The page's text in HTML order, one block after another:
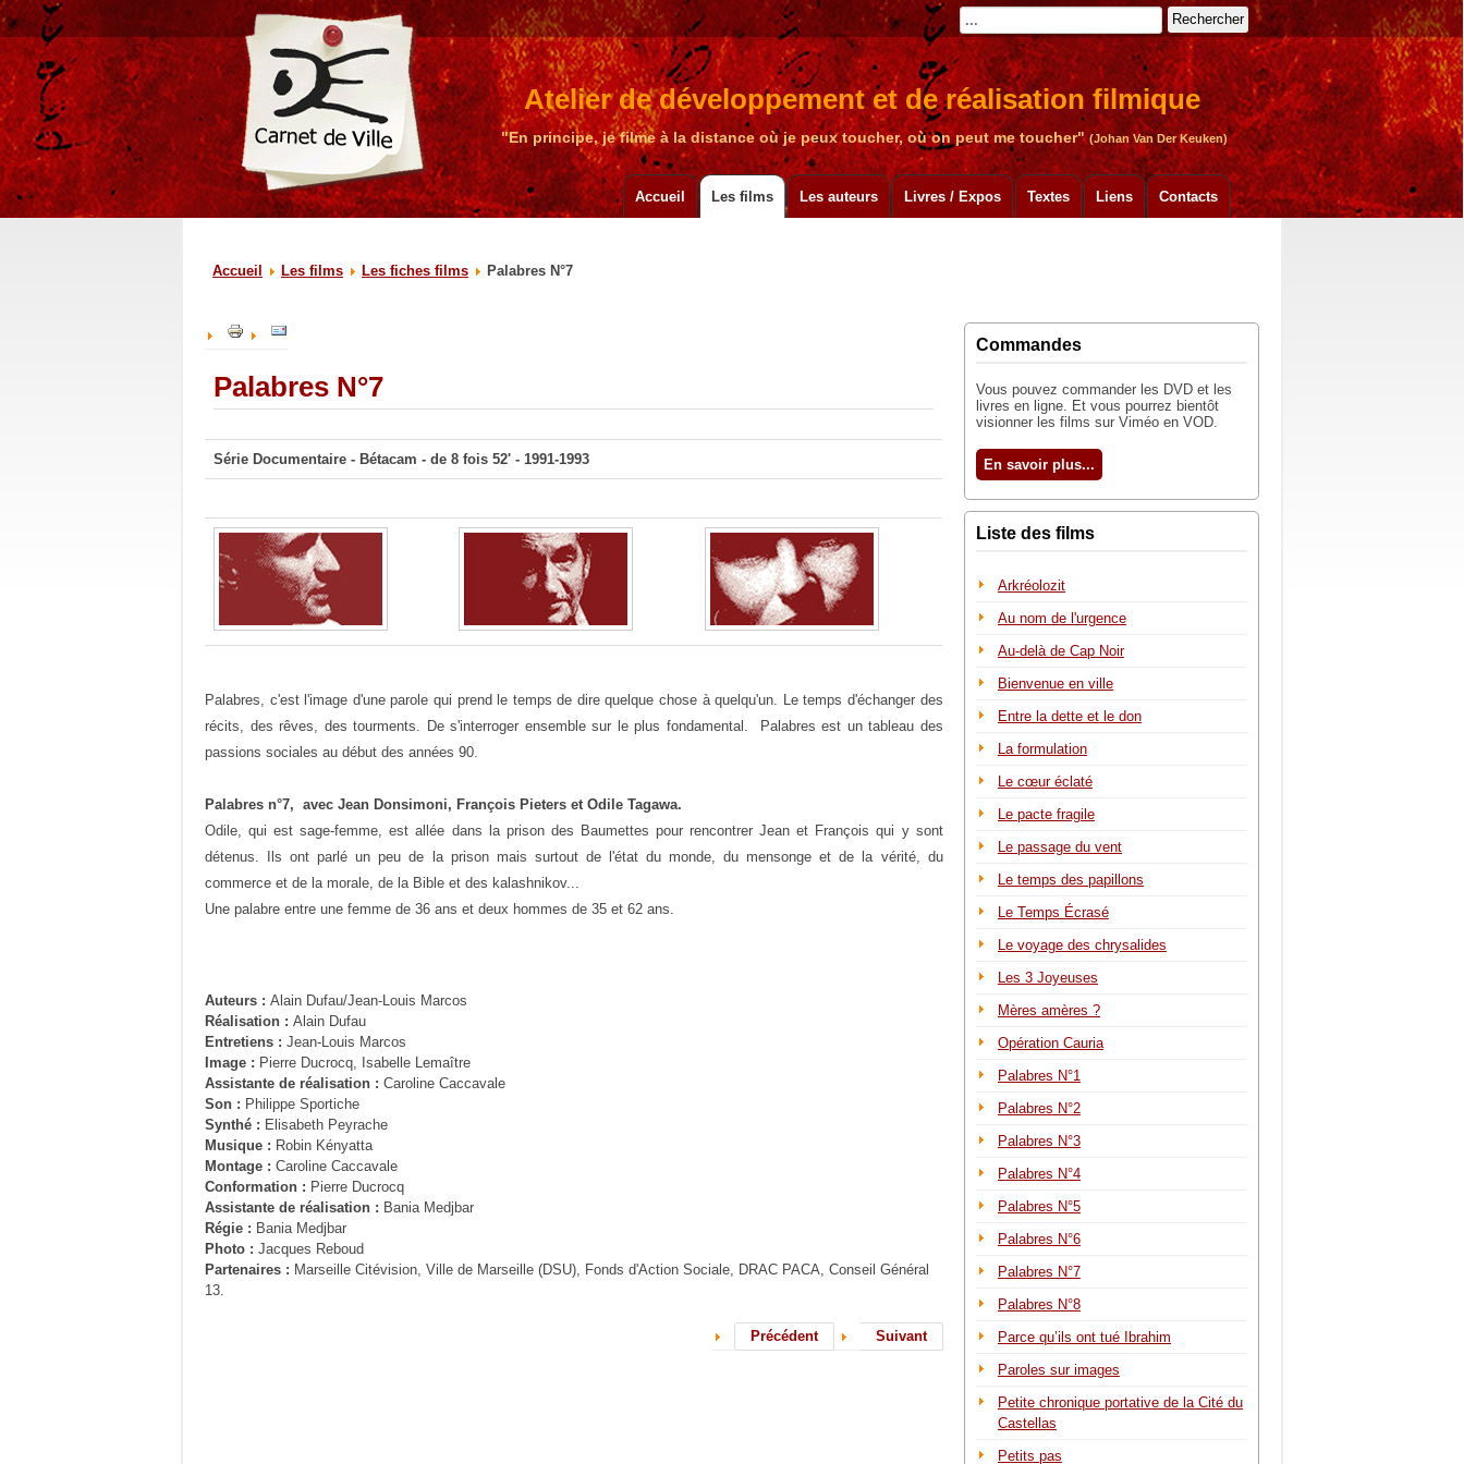
Rechercher
Atelier de développement et de réalisation filmique
"En principe, je filme à la distance où je peux toucher, où on peut me toucher"(Johan Van Der Keuken)
Accueil Les films Les auteurs Livres / Expos Textes Liens Contacts
Accueil Les films Les fiches films Palabres N°7
Palabres N°7
Série Documentaire - Bétacam - de 8 fois 52' - 1991-1993
Palabres, c'est l'image d'une parole qui prend le temps de dire quelque chose à quelqu'un. Le temps d'échanger des
récits, des rêves, des tourments. De s'interroger ensemble sur le plus fondamental. Palabres est un tableau des
passions sociales au début des années 90.
Palabres n°7, avec Jean Donsimoni, François Pieters et Odile Tagawa.
Odile, qui est sage-femme, est allée dans la prison des Baumettes pour rencontrer Jean et François qui y sont
détenus. Ils ont parlé un peu de la prison mais surtout de l'état du monde, du mensonge et de la vérité, du
commerce et de la morale, de la Bible et des kalashnikov...
Une palabre entre une femme de 36 ans et deux hommes de 35 et 62 ans.
Auteurs : Alain Dufau/Jean-Louis Marcos
Réalisation : Alain Dufau
Entretiens : Jean-Louis Marcos
Image : Pierre Ducrocq, Isabelle Lemaître
Assistante de réalisation : Caroline Caccavale
Son : Philippe Sportiche
Synthé : Elisabeth Peyrache
Musique : Robin Kényatta
Montage : Caroline Caccavale
Conformation : Pierre Ducrocq
Assistante de réalisation : Bania Medjbar
Régie : Bania Medjbar
Photo : Jacques Reboud
Partenaires : Marseille Citévision, Ville de Marseille (DSU), Fonds d'Action Sociale, DRAC PACA, Conseil Général
13.
Précédent Suivant
Commandes
Vous pouvez commander les DVD et les
livres en ligne. Et vous pourrez bientôt
visionner les films sur Viméo en VOD.
En savoir plus...
Liste des films
Arkréolozit
Au nom de l'urgence
Au-delà de Cap Noir
Bienvenue en ville
Entre la dette et le don
La formulation
Le cœur éclaté
Le pacte fragile
Le passage du vent
Le temps des papillons
Le Temps Écrasé
Le voyage des chrysalides
Les 3 Joyeuses
Mères amères ?
Opération Cauria
Palabres N°1
Palabres N°2
Palabres N°3
Palabres N°4
Palabres N°5
Palabres N°6
Palabres N°7
Palabres N°8
Parce qu’ils ont tué Ibrahim
Paroles sur images
Petite chronique portative de la Cité du
Castellas
Petits pas